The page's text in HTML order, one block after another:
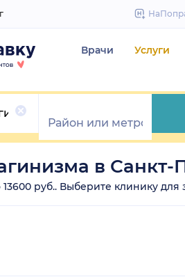
Врачи Услуги
в Санкт-
руб.. Выберите клинику